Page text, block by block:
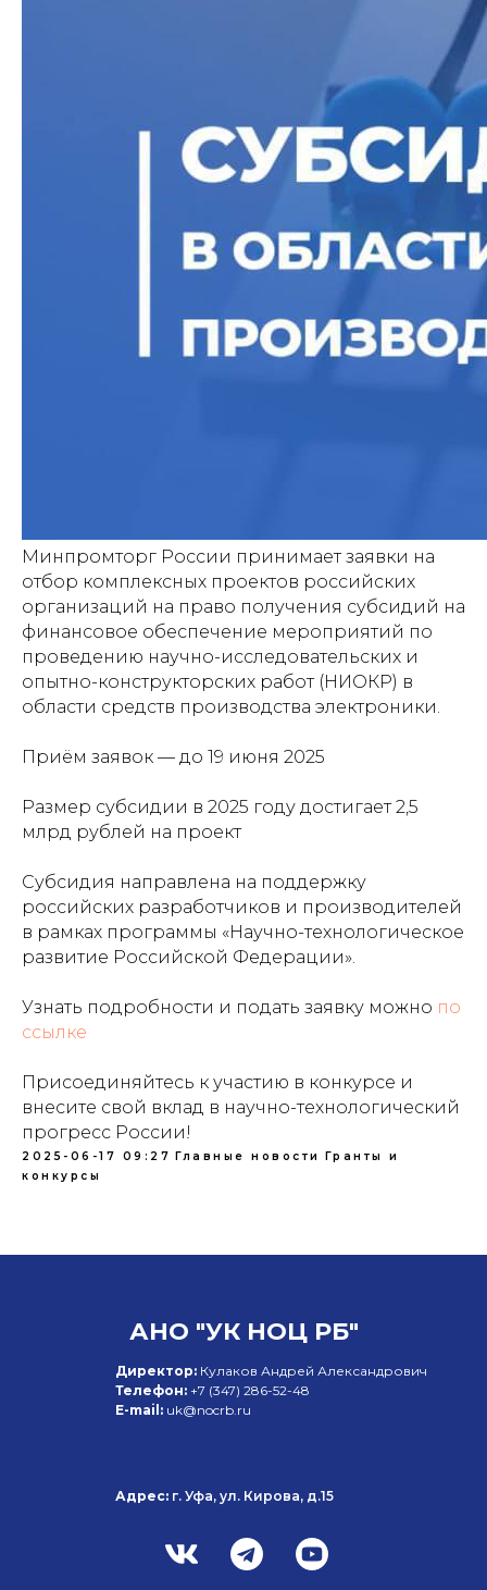
Минпромторг России принимает заявки на
отбор комплексных проектов российских
организаций на право получения субсидий на
финансовое обеспечение мероприятий по
проведению научно-исследовательских и
опытно-конструкторских работ (НИОКР) в
области средств производства электроники.
Приём заявок — до 19 июня 2025
Размер субсидии в 2025 году достигает 2,5
млрд рублей на проект
Субсидия направлена на поддержку
российских разработчиков и производителей
в рамках программы «Научно-технологическое
развитие Российской Федерации».
Узнать подробности и подать заявку можно по
ссылке
Присоединяйтесь к участию в конкурсе и
внесите свой вклад в научно-технологический
прогресс России!
2025-06-17 09:27 Главные новости
Гранты и
конкурсы
АНО "УК НОЦ РБ"
Директор: Кулаков Андрей Александрович
Телефон: +7 (347) 286-52-48
E-mail: uk@nocrb.ru
Адрес: г. Уфа, ул. Кирова, д.15